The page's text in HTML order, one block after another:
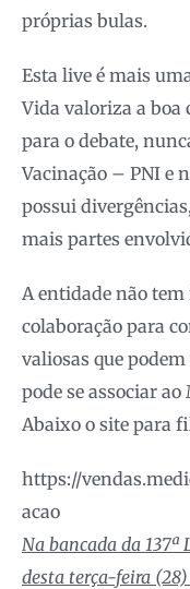
próprias bulas.
Esta live é mais
Vida valoriza a boa
para o debate,
Vacinação – PNI e
possui
mais partes
A entidade não
colaboração para
valiosas que
pode se associar
Abaixo o site para
https://
acao
Na bancada da
desta terça-feira